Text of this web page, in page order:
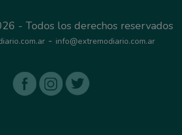
- Todos los derechos reservados
- info@extremodiario.com.ar